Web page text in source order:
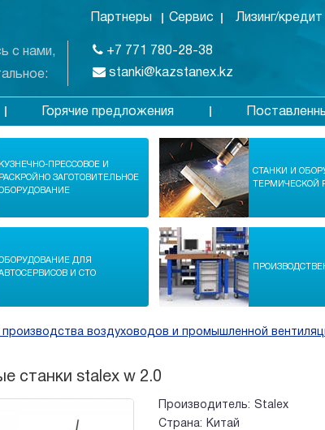
с нами,
Партнеры Сервис Лизинг/кредит
+7 771 780-28-38
stanki@kazstanex.kz
Горячие предложения
КУЗНЕЧНО-ПРЕССОВОЕ И
РАСКРОЙНО ЗАГОТОВИТЕЛЬНОЕ
СТАНКИ И
ТЕРМИЧЕСКОЙ
ДЛЯ
И СТО
воздуховодов и промышленной
станки stalex w 2.0
Производитель: Stalex
Страна:
Китай